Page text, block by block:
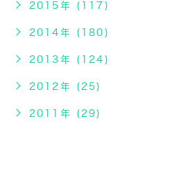
2015年 (117)
2014年 (180)
2013年 (124)
2012年 (25)
2011年 (29)